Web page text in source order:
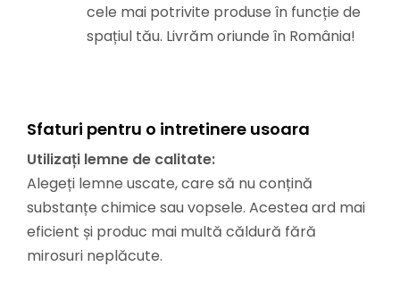
cele mai potrivite produse în funcție de
spațiul tău. Livrăm oriunde în România!
Sfaturi pentru o intretinere usoara
Utilizați lemne de calitate:
Alegeți lemne uscate, care să nu conțină
substanțe chimice sau vopsele. Acestea ard mai
eficient și produc mai multă căldură fără
mirosuri neplăcute.